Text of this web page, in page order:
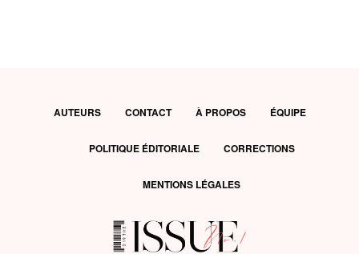
AUTEURS CONTACT À PROPOS ÉQUIPE
POLITIQUE ÉDITORIALE CORRECTIONS
MENTIONS LÉGALES